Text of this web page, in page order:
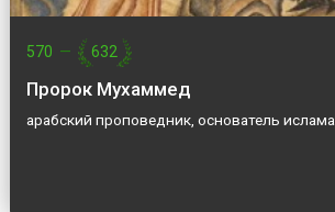
570 — 632
Пророк Мухаммед
арабский проповедник, основатель ислама